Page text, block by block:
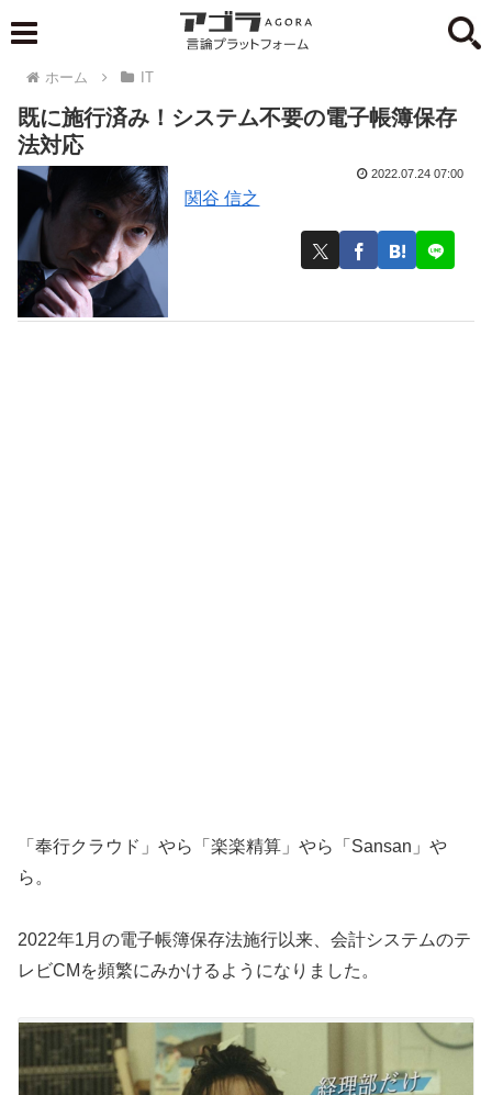
ホーム IT
既に施行済み！システム不要の電子帳簿保存
法対応
関谷 信之
2022.07.24 07:00
「奉行クラウド」やら「楽楽精算」やら「Sansan」や
ら。
2022年1月の電子帳簿保存法施行以来、会計システムのテ
レビCMを頻繁にみかけるようになりました。